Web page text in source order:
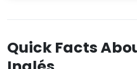
Quick Facts